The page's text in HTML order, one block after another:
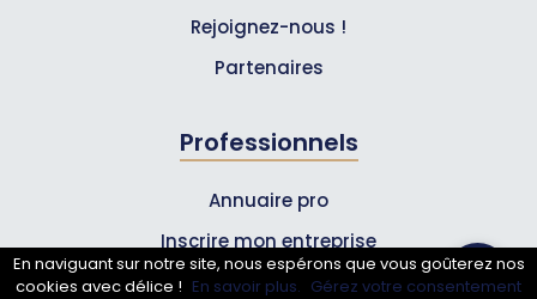
Rejoignez-nous !
Partenaires
Professionnels
Annuaire pro
Inscrire mon entreprise
Les Abonnements Pros
En naviguant sur notre site, nous espérons que vous goûterez nos
cookies avec délice ! En savoir plus. Gérez votre consentement